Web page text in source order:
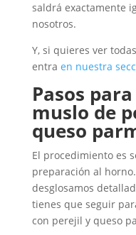
saldrá exactamente
nosotros.
Y, si quieres ver
entra en nuestra
Pasos
muslo de
queso
El procedimiento es
preparación al
desglosamos
tienes que seguir
con perejil y queso